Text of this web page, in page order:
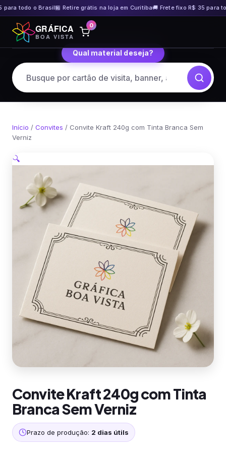
todo o Brasil🏪 Retire grátis na loja em Curitiba🚚 Frete fixo R$ 35 para
Pular
para
o
GRÁFICA
BOA VISTA
0
Qual material deseja?
Início / Convites / Convite Kraft 240g com Tinta Branca Sem
Verniz
🔍
Convite Kraft 240g com Tinta
Branca Sem Verniz
Prazo de produção: 2 dias útils